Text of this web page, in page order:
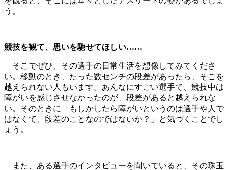
う。
競技を観て、思いを馳せてほしい……
そこでぜひ、その選手の日常生活を想像してみてくださ
い。移動のとき、たった数センチの段差があったら、そこを
越えられない人もいます。あんなにすごい選手で、競技中は
障がいを感じさせなかったのが、段差があると越えられな
い。そのときに「もしかしたら障がいというのは選手や人で
はなくて、段差のことなのではないか？」と気づくことでし
ょう。
また、ある選手のインタビューを聞いていると、その珠玉